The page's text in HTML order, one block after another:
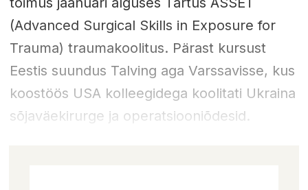
(Advanced Surgical Skills in Exposure for
Trauma) traumakoolitus. Pärast kursust
Eestis suundus Talving aga Varssavisse, kus
koostöös USA kolleegidega koolitati Ukraina
sõjaväekirurge ja operatsiooniõdesid.